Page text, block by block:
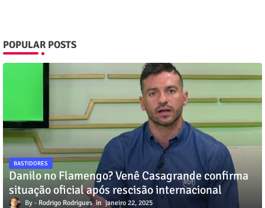
POPULAR POSTS
BASTIDORES
Danilo no Flamengo? Venê Casagrande confirma
situação oficial após rescisão internacional
Rodrigo Rodrigues janeiro 22, 2025